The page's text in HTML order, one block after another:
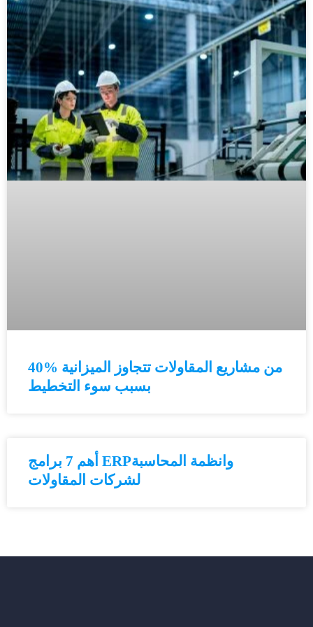
40% من مشاريع المقاولات تتجاوز الميزانية
بسبب سوء التخطيط
أهم 7 برامج ERPوانظمة المحاسبة
لشركات المقاولات